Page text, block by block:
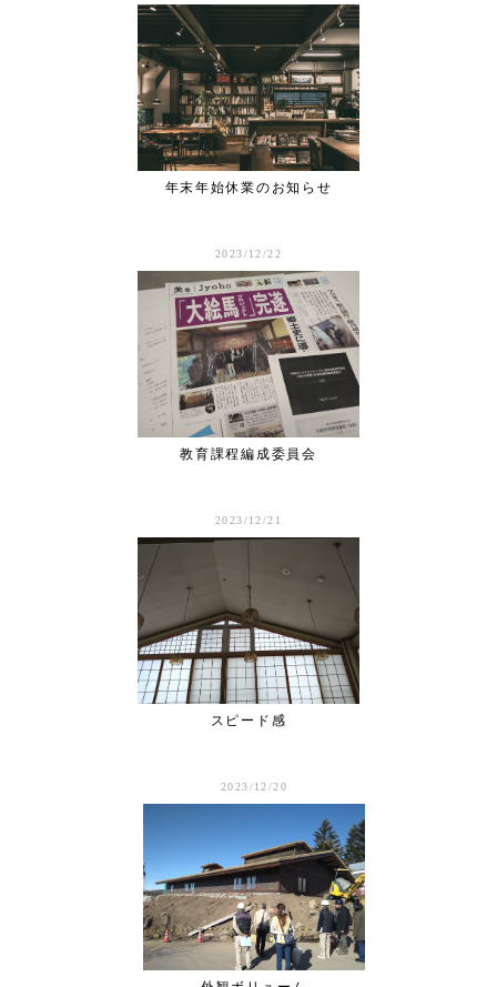
年末年始休業のお知らせ
2023/12/22
教育課程編成委員会
2023/12/21
スピード感
2023/12/20